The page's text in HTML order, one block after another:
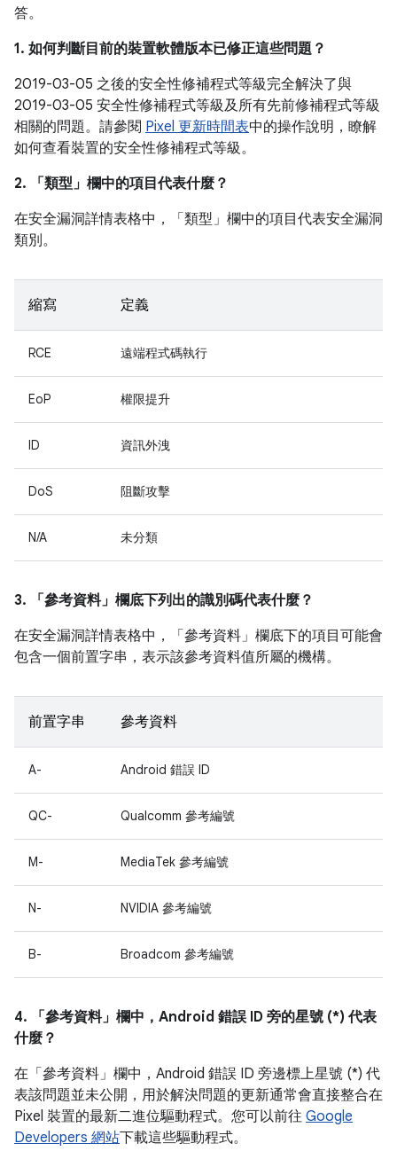
答。
1. 如何判斷目前的裝置軟體版本已修正這些問題？
2019-03-05 之後的安全性修補程式等級完全解決了與
2019-03-05 安全性修補程式等級及所有先前修補程式等級
相關的問題。請參閱 Pixel 更新時間表中的操作說明，瞭解
如何查看裝置的安全性修補程式等級。
2. 「類型」 欄中的項目代表什麼？
在安全漏洞詳情表格中，「類型」 欄中的項目代表安全漏洞
類別。
縮寫 定義
RCE 遠端程式碼執行
EoP 權限提升
ID 資訊外洩
DoS 阻斷攻擊
N/A 未分類
3. 「參考資料」 欄底下列出的識別碼代表什麼？
在安全漏洞詳情表格中，「參考資料」 欄底下的項目可能會
包含一個前置字串，表示該參考資料值所屬的機構。
前置字串 參考資料
A- Android 錯誤 ID
QC- Qualcomm 參考編號
M- MediaTek 參考編號
N- NVIDIA 參考編號
B- Broadcom 參考編號
4. 「參考資料」 欄中，Android 錯誤 ID 旁的星號 (*) 代表
什麼？
在「參考資料」 欄中，Android 錯誤 ID 旁邊標上星號 (*) 代
表該問題並未公開，用於解決問題的更新通常會直接整合在
Pixel 裝置的最新二進位驅動程式。您可以前往 Google
Developers 網站下載這些驅動程式。